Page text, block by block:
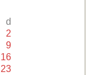
d
2
9
16
23